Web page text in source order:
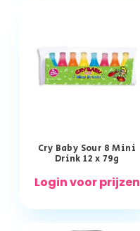
Cry Baby Sour 8 Mini
Drink 12 x 79g
Login voor prijzen